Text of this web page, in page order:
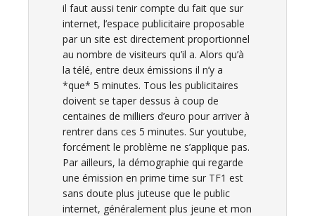
il faut aussi tenir compte du fait que sur
internet, l’espace publicitaire proposable
par un site est directement proportionnel
au nombre de visiteurs qu’il a. Alors qu’à
la télé, entre deux émissions il n’y a
*que* 5 minutes. Tous les publicitaires
doivent se taper dessus à coup de
centaines de milliers d’euro pour arriver à
rentrer dans ces 5 minutes. Sur youtube,
forcément le problème ne s’applique pas.
Par ailleurs, la démographie qui regarde
une émission en prime time sur TF1 est
sans doute plus juteuse que le public
internet, généralement plus jeune et mon